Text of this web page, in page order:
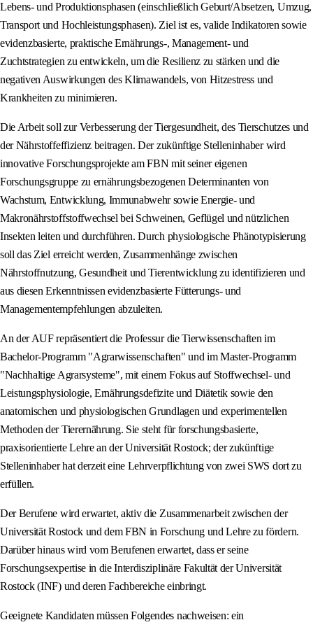
Lebens- und Produktionsphasen (einschließlich Geburt/Absetzen, Umzug,
Transport und Hochleistungsphasen). Ziel ist es, valide Indikatoren sowie
evidenzbasierte, praktische Ernährungs-, Management- und
Zuchtstrategien zu entwickeln, um die Resilienz zu stärken und die
negativen Auswirkungen des Klimawandels, von Hitzestress und
Krankheiten zu minimieren.
Die Arbeit soll zur Verbesserung der Tiergesundheit, des Tierschutzes und
der Nährstoffeffizienz beitragen. Der zukünftige Stelleninhaber wird
innovative Forschungsprojekte am FBN mit seiner eigenen
Forschungsgruppe zu ernährungsbezogenen Determinanten von
Wachstum, Entwicklung, Immunabwehr sowie Energie- und
Makronährstoffstoffwechsel bei Schweinen, Geflügel und nützlichen
Insekten leiten und durchführen. Durch physiologische Phänotypisierung
soll das Ziel erreicht werden, Zusammenhänge zwischen
Nährstoffnutzung, Gesundheit und Tierentwicklung zu identifizieren und
aus diesen Erkenntnissen evidenzbasierte Fütterungs- und
Managementempfehlungen abzuleiten.
An der AUF repräsentiert die Professur die Tierwissenschaften im
Bachelor-Programm "Agrarwissenschaften" und im Master-Programm
"Nachhaltige Agrarsysteme", mit einem Fokus auf Stoffwechsel- und
Leistungsphysiologie, Ernährungsdefizite und Diätetik sowie den
anatomischen und physiologischen Grundlagen und experimentellen
Methoden der Tierernährung. Sie steht für forschungsbasierte,
praxisorientierte Lehre an der Universität Rostock; der zukünftige
Stelleninhaber hat derzeit eine Lehrverpflichtung von zwei SWS dort zu
erfüllen.
Der Berufene wird erwartet, aktiv die Zusammenarbeit zwischen der
Universität Rostock und dem FBN in Forschung und Lehre zu fördern.
Darüber hinaus wird vom Berufenen erwartet, dass er seine
Forschungsexpertise in die Interdisziplinäre Fakultät der Universität
Rostock (INF) und deren Fachbereiche einbringt.
Geeignete Kandidaten müssen Folgendes nachweisen: ein